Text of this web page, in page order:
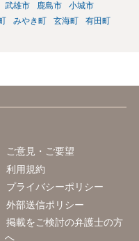
武雄市 鹿島市
小城市
みやき町 玄海町
有田町
ご意見・ご要望
利用規約
プライバシーポリシー
外部送信ポリシー
掲載をご検討の弁護士の方
へ